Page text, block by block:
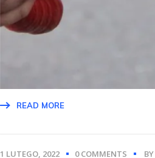
READ MORE
1 LUTEGO, 2022 0 COMMENTS BY